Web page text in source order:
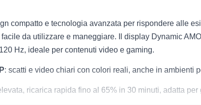
compatto e tecnologia avanzata per rispondere alle
da utilizzare e maneggiare. Il display Dynamic
Hz, ideale per contenuti video e gaming.
: scatti e video chiari con colori reali, anche in ambienti
ricarica rapida fino al 65% in 30 minuti, adatta